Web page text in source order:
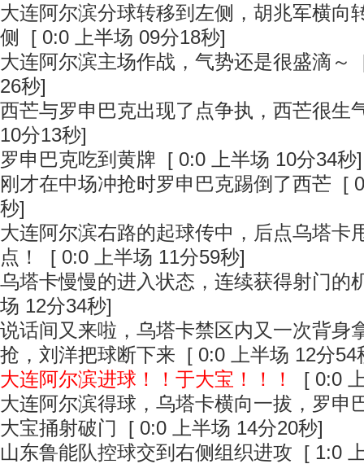
大连阿尔滨分球转移到左侧，胡兆军横向
侧
[ 0:0 上半场 09分18秒]
大连阿尔滨主场作战，气势还是很盛滴～
26秒]
西芒与罗申巴克出现了点争执，西芒很生
10分13秒]
罗申巴克吃到黄牌 [ 0:0 上半场 10分34秒]
刚才在中场冲抢时罗申巴克踢倒了西芒 [
秒]
大连阿尔滨右路的起球传中，后点乌塔卡
点！
[ 0:0 上半场 11分59秒]
乌塔卡慢慢的进入状态，连续获得射门的
场 12分34秒]
说话间又来啦，乌塔卡禁区内又一次背身
抢，刘洋把球断下来 [ 0:0 上半场 12分54
大连阿尔滨进球！！于大宝！！！
[ 0:0
大连阿尔滨得球，乌塔卡横向一拔，罗申
大宝捅射破门
[ 0:0 上半场 14分20秒]
山东鲁能队控球交到右侧组织进攻 [ 1:0